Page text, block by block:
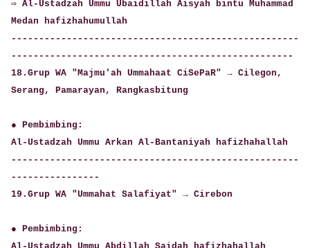
⇨ Al-Ustadzah Ummu Ubaidillah Aisyah bintu Muhammad
Medan hafizhahumullah
----------------------------------------------------
---------------------------------------------------
18.Grup WA "Majmu'ah Ummahaat CiSePaR" → Cilegon,
Serang, Pamarayan, Rangkasbitung
● Pembimbing:
Al-Ustadzah Ummu Arkan Al-Bantaniyah hafizhahallah
----------------------------------------------------
----------------
19.Grup WA "Ummahat Salafiyat" → Cirebon
● Pembimbing: